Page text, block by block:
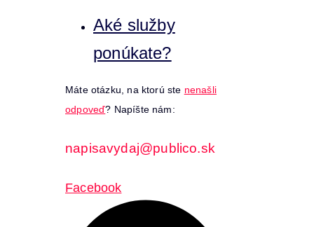
Aké služby
ponúkate?
Máte otázku, na ktorú ste nenašli
odpoveď? Napíšte nám:
napisavydaj@publico.sk
Facebook